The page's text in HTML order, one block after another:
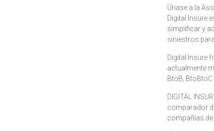
Únase a la
Digital Insure
simplificar y
siniestros
Digital Insure
actualmente
BtoB,
DIGITAL
comparador
compañías de